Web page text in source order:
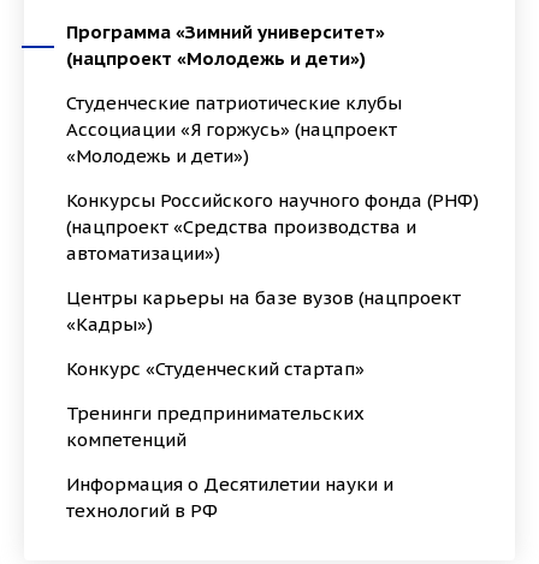
Программа «Зимний университет»
(нацпроект «Молодежь и дети»)
Студенческие патриотические клубы
Ассоциации «Я горжусь» (нацпроект
«Молодежь и дети»)
Конкурсы Российского научного фонда (РНФ)
(нацпроект «Средства производства и
автоматизации»)
Центры карьеры на базе вузов (нацпроект
«Кадры»)
Конкурс «Студенческий стартап»
Тренинги предпринимательских
компетенций
Информация о Десятилетии науки и
технологий в РФ